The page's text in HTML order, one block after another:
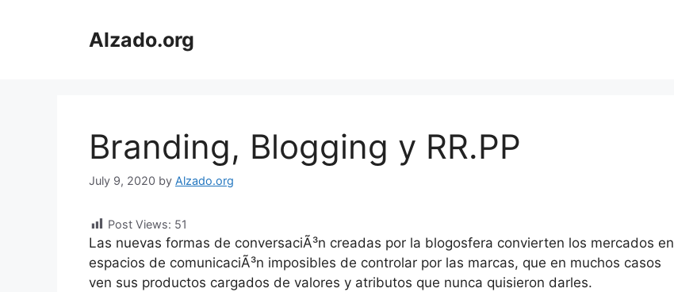
Alzado.org
Branding, Blogging y RR.PP
July 9, 2020 by Alzado.org
Post Views: 51
Las nuevas formas de conversaciÃ³n creadas por la blogosfera convierten los mercados en
espacios de comunicaciÃ³n imposibles de controlar por las marcas, que en muchos casos
ven sus productos cargados de valores y atributos que nunca quisieron darles.